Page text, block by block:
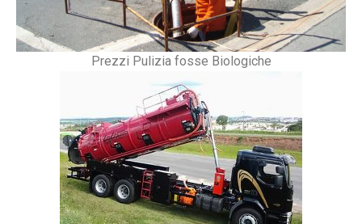
Prezzi Pulizia fosse Biologiche